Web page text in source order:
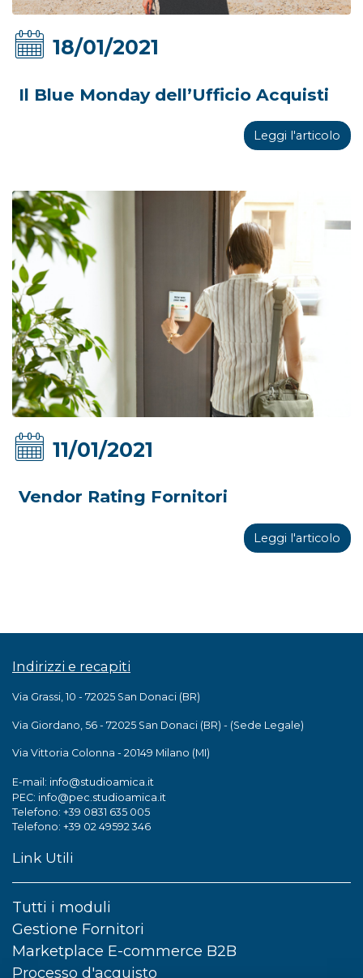
18/01/2021
Il Blue Monday dell’Ufficio Acquisti
Leggi l'articolo
11/01/2021
Vendor Rating Fornitori
Leggi l'articolo
Indirizzi e recapiti
Via Grassi, 10 - 72025 San Donaci (BR)
Via Giordano, 56 - 72025 San Donaci (BR) - (Sede Legale)
Via Vittoria Colonna - 20149 Milano (MI)
E-mail: info@studioamica.it
PEC: info@pec.studioamica.it
Telefono: +39 0831 635 005
Telefono: +39 02 49592 346
Link Utili
Tutti i moduli
Gestione Fornitori
Marketplace E-commerce B2B
Processo d'acquisto